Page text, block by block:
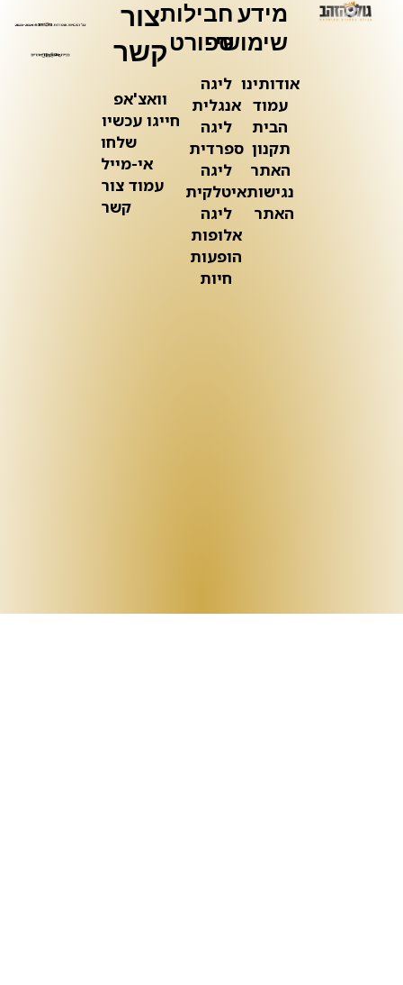
מידע
שימושי
אודותינו
עמוד
הבית
תקנון
האתר
נגישות
האתר
חבילות
ספורט
ליגה
אנגלית
ליגה
ספרדית
ליגה
איטלקית
ליגה
אלופות
הופעות
חיות
צור
קשר
וואצ'אפ
חייגו עכשיו
שלחו
אי-מייל
עמוד צור
קשר